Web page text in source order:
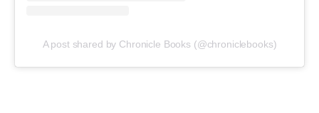
A post shared by Chronicle Books (@chroniclebooks)